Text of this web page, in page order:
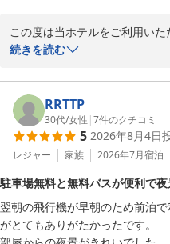
この度は当ホテルをご利用いた
また、お忙しい中、貴重なご感
スタッフの教育や急な対応に
変光栄に存じます。
現在、多様な国籍のスタッフ
してお過ごしいただけるよう
一方で、施設の老朽化により
訳ございません。
続きを読む
RRTTP
30代/女性 |7件のクチコミ
5 2026年8月4日
レジャー 家族 2026年7月宿泊
駐車場無料と無料バスが便利で
翌朝の飛行機が早朝のため前泊
がとてもありがたかったです。